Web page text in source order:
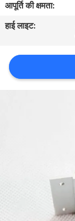
संपर्क
करें
समाचार
आपूर्ति की क्षमता:
हाई लाइट: